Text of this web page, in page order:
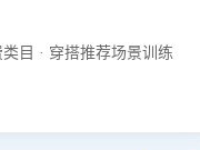
目 · 穿搭推荐场景训练